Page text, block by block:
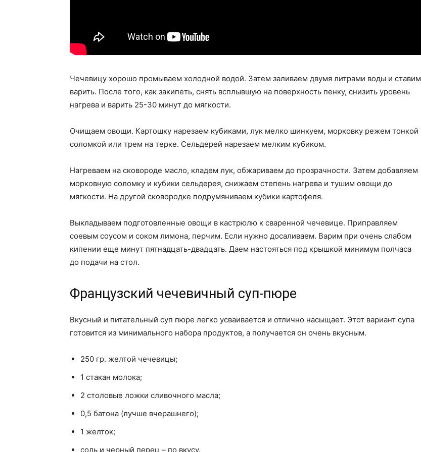
Чечевицу хорошо промываем холодной водой. Затем заливаем двумя литрами воды и ставим
варить. После того, как закипеть, снять всплывшую на поверхность пенку, снизить уровень
нагрева и варить 25-30 минут до мягкости.
Очищаем овощи. Картошку нарезаем кубиками, лук мелко шинкуем, морковку режем тонкой
соломкой или трем на терке. Сельдерей нарезаем мелким кубиком.
Нагреваем на сковороде масло, кладем лук, обжариваем до прозрачности. Затем добавляем
морковную соломку и кубики сельдерея, снижаем степень нагрева и тушим овощи до
мягкости. На другой сковородке подрумяниваем кубики картофеля.
Выкладываем подготовленные овощи в кастрюлю к сваренной чечевице. Приправляем
соевым соусом и соком лимона, перчим. Если нужно досаливаем. Варим при очень слабом
кипении еще минут пятнадцать-двадцать. Даем настояться под крышкой минимум полчаса
до подачи на стол.
Французский чечевичный суп-пюре
Вкусный и питательный суп пюре легко усваивается и отлично насыщает. Этот вариант супа
готовится из минимального набора продуктов, а получается он очень вкусным.
250 гр. желтой чечевицы;
1 стакан молока;
2 столовые ложки сливочного масла;
0,5 батона (лучше вчерашнего);
1 желток;
соль и черный перец – по вкусу.